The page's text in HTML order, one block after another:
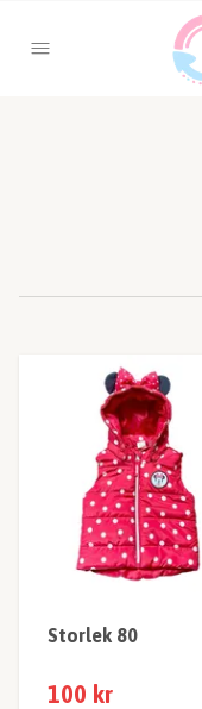
Storlek 80
100 kr